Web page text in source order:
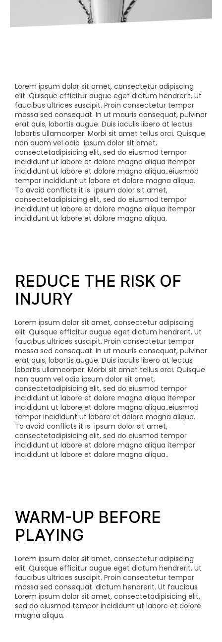
Lorem ipsum dolor sit amet, consectetur adipiscing
elit. Quisque efficitur augue eget dictum hendrerit. Ut
faucibus ultrices suscipit. Proin consectetur tempor
massa sed consequat. In ut mauris consequat, pulvinar
erat quis, lobortis augue. Duis iaculis libero at lectus
lobortis ullamcorper. Morbi sit amet tellus orci. Quisque
non quam vel odio ipsum dolor sit amet,
consectetadipisicing elit, sed do eiusmod tempor
incididunt ut labore et dolore magna aliqua itempor
incididunt ut labore et dolore magna aliqua..eiusmod
tempor incididunt ut labore et dolore magna aliqua.
To avoid conflicts it is ipsum dolor sit amet,
consectetadipisicing elit, sed do eiusmod tempor
incididunt ut labore et dolore magna aliqua itempor
incididunt ut labore et dolore magna aliqua.
REDUCE THE RISK OF
INJURY
Lorem ipsum dolor sit amet, consectetur adipiscing
elit. Quisque efficitur augue eget dictum hendrerit. Ut
faucibus ultrices suscipit. Proin consectetur tempor
massa sed consequat. In ut mauris consequat, pulvinar
erat quis, lobortis augue. Duis iaculis libero at lectus
lobortis ullamcorper. Morbi sit amet tellus orci. Quisque
non quam vel odio ipsum dolor sit amet,
consectetadipisicing elit, sed do eiusmod tempor
incididunt ut labore et dolore magna aliqua itempor
incididunt ut labore et dolore magna aliqua..eiusmod
tempor incididunt ut labore et dolore magna aliqua.
To avoid conflicts it is ipsum dolor sit amet,
consectetadipisicing elit, sed do eiusmod tempor
incididunt ut labore et dolore magna aliqua itempor
incididunt ut labore et dolore magna aliqua..
WARM-UP BEFORE
PLAYING
Lorem ipsum dolor sit amet, consectetur adipiscing
elit. Quisque efficitur augue eget dictum hendrerit. Ut
faucibus ultrices suscipit. Proin consectetur tempor
massa sed consequat. dictum hendrerit. Ut faucibus
Lorem ipsum dolor sit amet, consectetadipisicing elit,
sed do eiusmod tempor incididunt ut labore et dolore
magna aliqua.